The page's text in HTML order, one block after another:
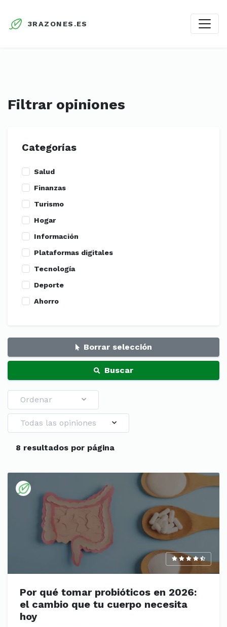
3RAZONES.ES
Filtrar opiniones
Categorías
Salud
Finanzas
Turismo
Hogar
Información
Plataformas digitales
Tecnología
Deporte
Ahorro
Borrar selección
Buscar
Ordenar
Todas las opiniones
8 resultados por página
Por qué tomar probióticos en 2026:
el cambio que tu cuerpo necesita
hoy